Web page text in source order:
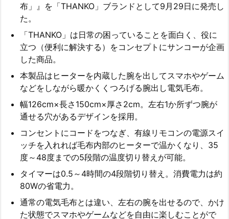
布」』を「THANKO」ブランドとして9月29日に発売し
た。
「THANKO」は日常の困っていることを面白く、役に
立つ（便利に解決する）をコンセプトにサンコーが企画
した商品。
本製品はヒーターを内蔵した腕を出してスマホやゲーム
などをしながら暖かくくつろげる腕出し電気毛布。
幅126cm×長さ150cm×厚さ2cm。左右1か所ずつ腕が
通せる穴があるデザインを採用。
コンセントにコードをつなぎ、有線リモコンの電源スイ
ッチを入れれば毛布内部のヒーターで温かくなり、35
度～48度までの5段階の温度切り替えが可能。
タイマーは0.5～4時間の4段階切り替え。消費電力は約
80Wの省電力。
通常の電気毛布とは違い、左右の腕を出せるので、かけ
た状態でスマホやゲームなどを自由に楽しむことがで